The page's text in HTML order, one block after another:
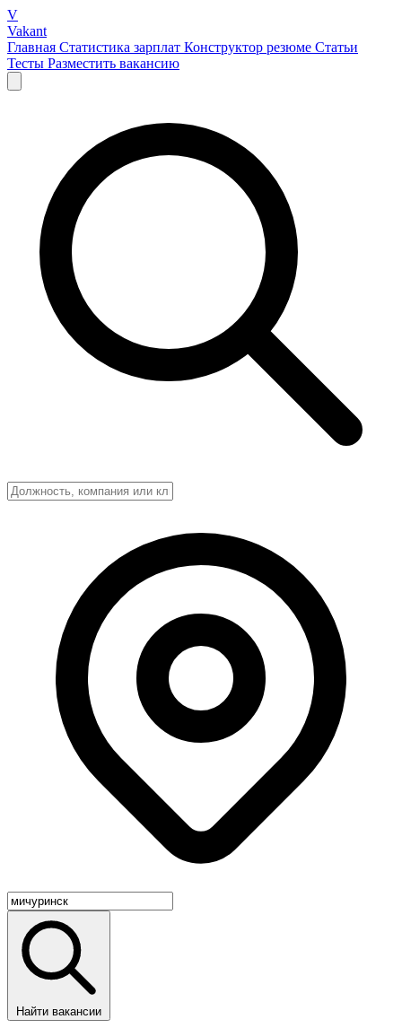
V
Vakant
Главная Статистика зарплат Конструктор резюме Статьи
Тесты Разместить вакансию
Найти вакансии